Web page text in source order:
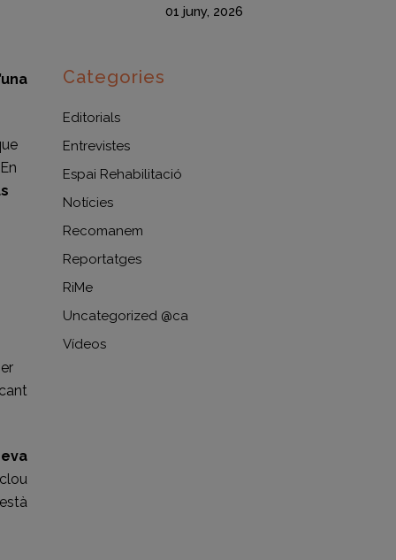
01 juny, 2026
Categories
Editorials
Entrevistes
Espai Rehabilitació
Notícies
Recomanem
Reportatges
RiMe
Uncategorized @ca
Vídeos